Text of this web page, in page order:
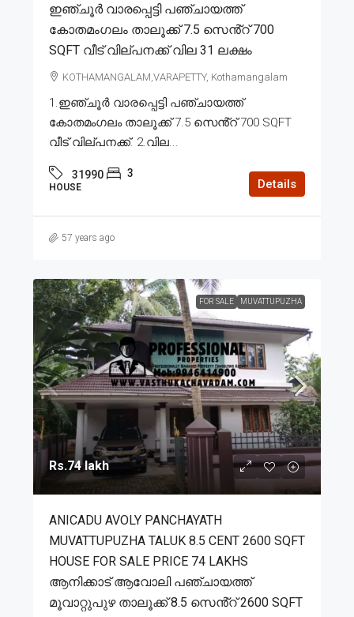
ഇഞ്ചൂർ വാരപ്പെട്ടി പഞ്ചായത്ത്
കോതമംഗലം താലൂക്ക് 7.5 സെൻ്റ് 700
SQFT വീട് വില്പനക്ക് വില 31 ലക്ഷം
KOTHAMANGALAM,VARAPETTY, Kothamangalam
1.ഇഞ്ചൂർ വാരപ്പെട്ടി പഞ്ചായത്ത്
കോതമംഗലം താലൂക്ക് 7.5 സെൻ്റ് 700 SQFT
വീട് വില്പനക്ക്. 2.വില...
31990 3
HOUSE Details
57 years ago
FOR SALE MUVATTUPUZHA
Rs.74 lakh
ANICADU AVOLY PANCHAYATH
MUVATTUPUZHA TALUK 8.5 CENT 2600 SQFT
HOUSE FOR SALE PRICE 74 LAKHS
ആനിക്കാട് ആവോലി പഞ്ചായത്ത്
മൂവാറ്റുപുഴ താലൂക്ക് 8.5 സെൻ്റ് 2600 SQFT